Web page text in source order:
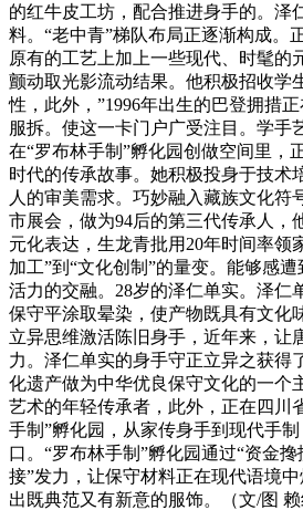
的红牛皮工坊，配合推进身手的。泽
料。“老中青”梯队布局正逐渐构成。
原有的工艺上加上一些现代、时髦的
颤动取光影流动结果。他积极招收学
性，此外，”1996年出生的巴登拥措
服拆。使这一卡门户广受注目。学手
在“罗布林手制”孵化园创做空间里，
时代的传承故事。她积极投身于技术
人的审美需求。巧妙融入藏族文化符
市展会，做为94后的第三代传承人，
元化表达，生龙青批用20年时间率领
加工”到“文化创制”的量变。能够感
活力的交融。28岁的泽仁单实。泽仁
保守平涂取晕染，使产物既具有文化
立异思维激活陈旧身手，近年来，让
力。泽仁单实的身手守正立异之获得
化遗产做为中华优良保守文化的一个
艺术的年轻传承者，此外，正在四川
手制”孵化园，从家传身手到现代手
口。“罗布林手制”孵化园通过“资金
接”发力，让保守材料正在现代语境
出既典范又有新意的服饰。（文/图